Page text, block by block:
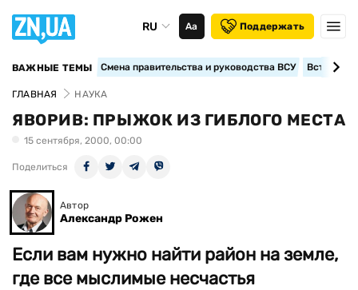
RU Аа Поддержать
ВАЖНЫЕ ТЕМЫ Смена правительства и руководства ВСУ
ГЛАВНАЯ НАУКА
ЯВОРИВ: ПРЫЖОК ИЗ ГИБЛОГО МЕСТА
15 сентября, 2000, 00:00
Поделиться
Автор
Александр Рожен
Если вам нужно найти район на земле,
где все мыслимые несчастья